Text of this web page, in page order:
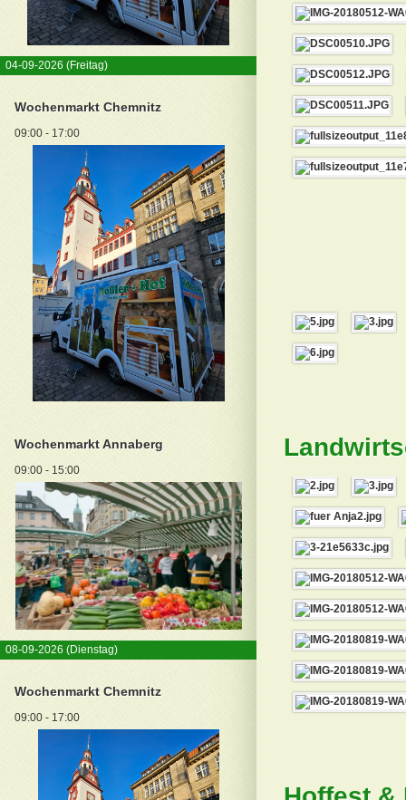
04-09-2026 (Freitag)
Wochenmarkt Chemnitz
09:00 - 17:00
Wochenmarkt Annaberg
09:00 - 15:00
08-09-2026 (Dienstag)
Wochenmarkt Chemnitz
09:00 - 17:00